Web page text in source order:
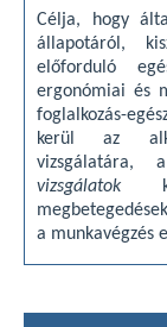
Célja, hogy
állapotáról,
előforduló
ergonómiai és
foglalkozás-
kerül az
vizsgálatára,
vizsgálatok
a munkavégzés